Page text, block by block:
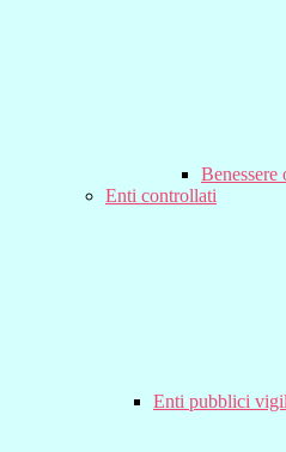
Benessere
Enti controllati
Enti pubblici